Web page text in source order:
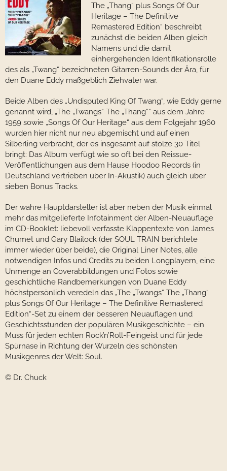
The „Thang“ plus Songs Of Our
Heritage – The Definitive
Remastered Edition“ beschreibt
zunächst die beiden Alben gleich
Namens und die damit
einhergehenden Identifikationsrolle
des als „Twang“ bezeichneten Gitarren-Sounds der Ära, für
den Duane Eddy maßgeblich Ziehvater war.
Beide Alben des „Undisputed King Of Twang“, wie Eddy gerne
genannt wird, „The „Twangs“ The „Thang““ aus dem Jahre
1959 sowie „Songs Of Our Heritage“ aus dem Folgejahr 1960
wurden hier nicht nur neu abgemischt und auf einen
Silberling verbracht, der es insgesamt auf stolze 30 Titel
bringt: Das Album verfügt wie so oft bei den Reissue-
Veröffentlichungen aus dem Hause Hoodoo Records (in
Deutschland vertrieben über In-Akustik) auch gleich über
sieben Bonus Tracks.
Der wahre Hauptdarsteller ist aber neben der Musik einmal
mehr das mitgelieferte Infotainment der Alben-Neuauflage
im CD-Booklet: liebevoll verfasste Klappentexte von James
Chumet und Gary Blailock (der SOUL TRAIN berichtete
immer wieder über beide), die Original Liner Notes, alle
notwendigen Infos und Credits zu beiden Longplayern, eine
Unmenge an Coverabbildungen und Fotos sowie
geschichtliche Randbemerkungen von Duane Eddy
höchstpersönlich veredeln das „The „Twangs“ The „Thang“
plus Songs Of Our Heritage – The Definitive Remastered
Edition“-Set zu einem der besseren Neuauflagen und
Geschichtsstunden der populären Musikgeschichte – ein
Muss für jeden echten Rock’n’Roll-Feingeist und für jede
Spürnase in Richtung der Wurzeln des schönsten
Musikgenres der Welt: Soul.
© Dr. Chuck